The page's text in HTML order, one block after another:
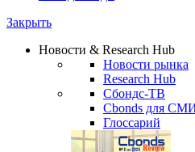
Watchlist
Сбондс Люди
Новости & Research Hub
Новости рынка
Research Hub
Сбондс-ТВ